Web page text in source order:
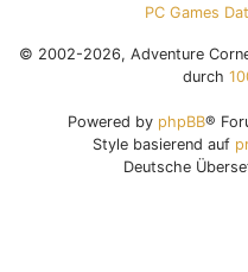
PC Games
© 2002-2026, Adventure
durch
Powered by phpBB®
Style basierend auf
Deutsche